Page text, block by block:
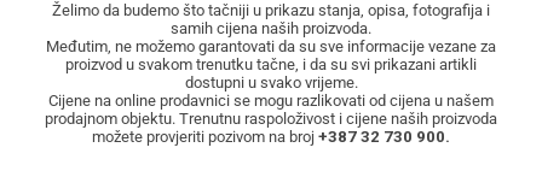
Želimo da budemo što tačniji u prikazu stanja, opisa, fotografija i
samih cijena naših proizvoda.
Međutim, ne možemo garantovati da su sve informacije vezane za
proizvod u svakom trenutku tačne, i da su svi prikazani artikli
dostupni u svako vrijeme.
Cijene na online prodavnici se mogu razlikovati od cijena u našem
prodajnom objektu. Trenutnu raspoloživost i cijene naših proizvoda
možete provjeriti pozivom na broj +387 32 730 900.